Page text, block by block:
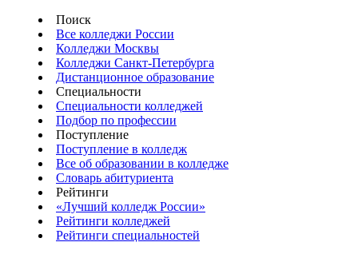
Поиск
Все колледжи России
Колледжи Москвы
Колледжи Санкт-Петербурга
Дистанционное образование
Специальности
Специальности колледжей
Подбор по профессии
Поступление
Поступление в колледж
Все об образовании в колледже
Словарь абитуриента
Рейтинги
«Лучший колледж России»
Рейтинги колледжей
Рейтинги специальностей